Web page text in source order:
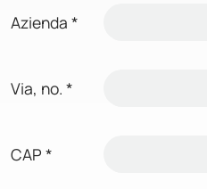
Azienda *
Via, no. *
CAP *